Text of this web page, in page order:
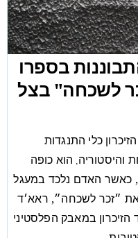
בספרו
לשכחה" בצל
כלי התנגדות
והיסטוריה. הוא כופה
כאשר האדם נלכד במעגל
״זכר לשכחה״, ראא׳ד
במאבק הפלסטיני